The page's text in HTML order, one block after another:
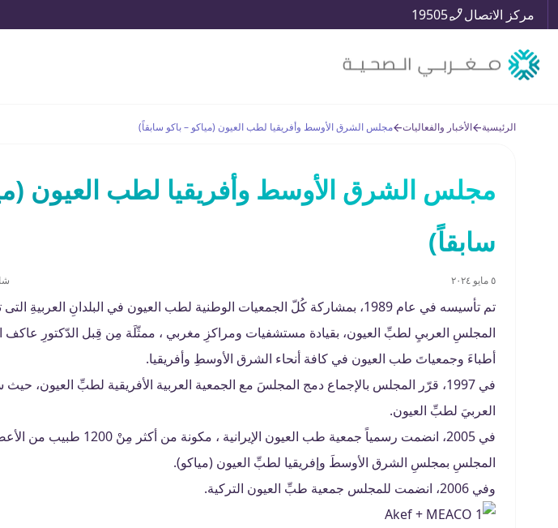
مركز الاتصال 19505
الرئيسية الأخبار والفعاليات مجلس الشرق الأوسط وأفريقيا لطب العيون (مياكو – باكو سابقاً)
مجلس الشرق الأوسط وأفريقيا لطب العيون
سابقاً)
٥ مايو ٢٠٢٤
تم تأسيسه في عام 1989، بمشاركة كُلّ الجمعيات الوطنية لطب العيون في البلدانِ
المجلسِ العربيِ لطبِّ العيون، بقيادة مستشفيات ومراكزِ مغربي ، ممثّلَة مِن قِبل الدّكتورِ عاكف
أطباءَ وجمعياتَ طب العيون في كافة أنحاء الشرق الأوسطِ وأفريقيا.
في 1997، قرّر المجلس بالإجماع دمج المجلسَ مع الجمعية العربية الأفريقية لطبِّ العيون،
العربيَ لطبِّ العيون.
في 2005، انضمت رسمياً جمعية طب العيون
المجلسِ بمجلسِ الشرق الأوسطَ وإفريقيا لطبِّ العيون (مياكو).
وفي 2006، انضمت للمجلس جمعية طبِّ العيون التركية.